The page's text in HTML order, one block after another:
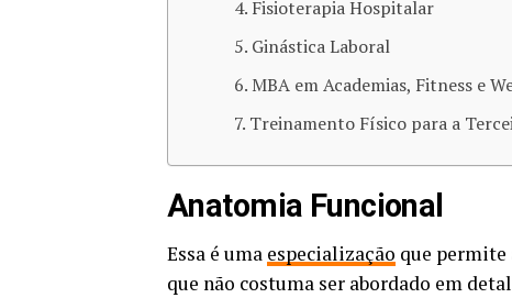
Fisioterapia Hospitalar
Ginástica Laboral
MBA em Academias, Fitness e
Treinamento Físico para a
Anatomia Funcional
Essa é uma especialização que permite
que não costuma ser abordado em